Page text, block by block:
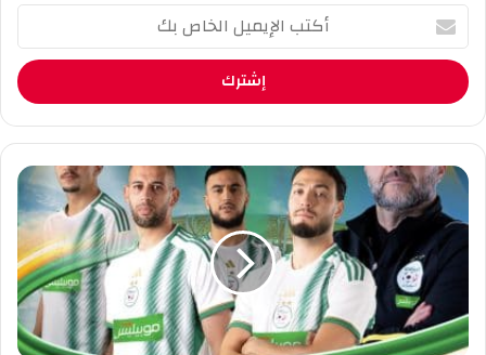
أ
ب
ل
إ
ي
م
ي
خ
ا
م
و
ب
س
ي